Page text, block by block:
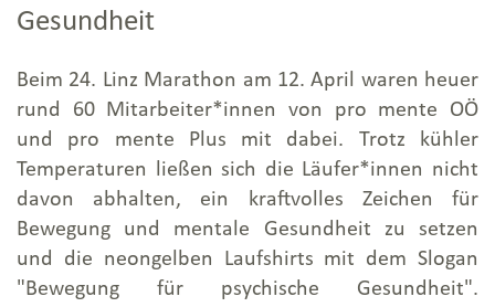
Seminare: Erste Hilfe für die Seele
Seminare: Büromanagement und
Organisation
Seminare: Vernetzung und
Austausch
Leiter*innen-Fortbildungen
Thementage: Ausschließlich
Geschäftsfeld Sucht
Gesundheit
Beim 24. Linz Marathon am 12. April waren heuer
rund 60 Mitarbeiter*innen von pro mente OÖ
und pro mente Plus mit dabei. Trotz kühler
Temperaturen ließen sich die Läufer*innen nicht
davon abhalten, ein kraftvolles Zeichen für
Bewegung und mentale Gesundheit zu setzen
und die neongelben Laufshirts mit dem Slogan
"Bewegung für psychische Gesundheit".